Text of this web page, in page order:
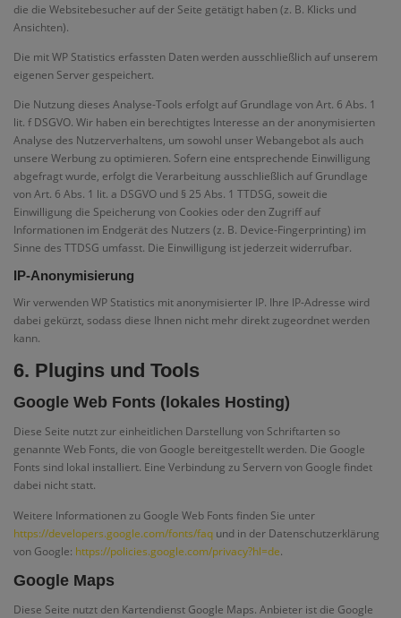
die die Websitebesucher auf der Seite getätigt haben (z. B. Klicks und
Ansichten).
Die mit WP Statistics erfassten Daten werden ausschließlich auf unserem
eigenen Server gespeichert.
Die Nutzung dieses Analyse-Tools erfolgt auf Grundlage von Art. 6 Abs. 1
lit. f DSGVO. Wir haben ein berechtigtes Interesse an der anonymisierten
Analyse des Nutzerverhaltens, um sowohl unser Webangebot als auch
unsere Werbung zu optimieren. Sofern eine entsprechende Einwilligung
abgefragt wurde, erfolgt die Verarbeitung ausschließlich auf Grundlage
von Art. 6 Abs. 1 lit. a DSGVO und § 25 Abs. 1 TTDSG, soweit die
Einwilligung die Speicherung von Cookies oder den Zugriff auf
Informationen im Endgerät des Nutzers (z. B. Device-Fingerprinting) im
Sinne des TTDSG umfasst. Die Einwilligung ist jederzeit widerrufbar.
IP-Anonymisierung
Wir verwenden WP Statistics mit anonymisierter IP. Ihre IP-Adresse wird
dabei gekürzt, sodass diese Ihnen nicht mehr direkt zugeordnet werden
kann.
6. Plugins und Tools
Google Web Fonts (lokales Hosting)
Diese Seite nutzt zur einheitlichen Darstellung von Schriftarten so
genannte Web Fonts, die von Google bereitgestellt werden. Die Google
Fonts sind lokal installiert. Eine Verbindung zu Servern von Google findet
dabei nicht statt.
Weitere Informationen zu Google Web Fonts finden Sie unter
https://developers.google.com/fonts/faq und in der Datenschutzerklärung
von Google: https://policies.google.com/privacy?hl=de.
Google Maps
Diese Seite nutzt den Kartendienst Google Maps. Anbieter ist die Google